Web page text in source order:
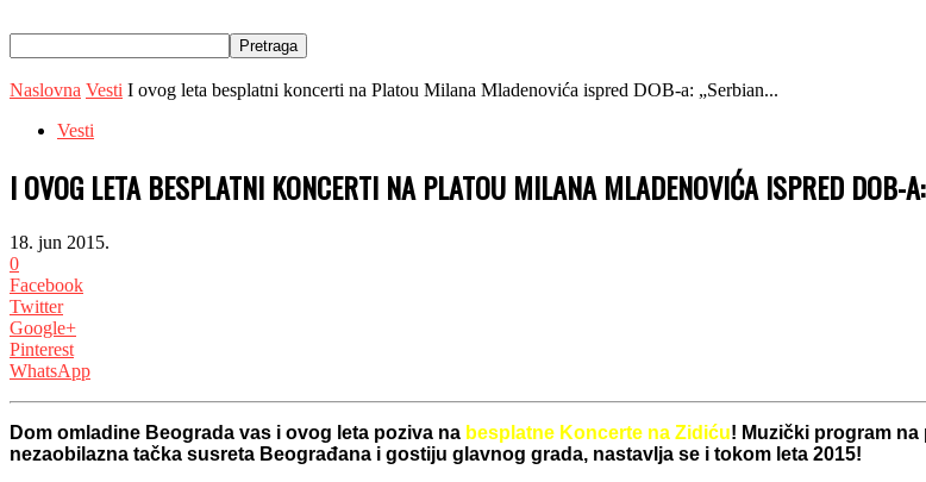
Naslovna Vesti I ovog leta besplatni koncerti na Platou Milana Mladenovića ispred DOB-a: „Serbian...
Vesti
I OVOG LETA BESPLATNI KONCERTI NA PLATOU MILANA MLADENOVIĆA ISPRED DOB-
18. jun 2015.
0
Facebook
Twitter
Google+
Pinterest
WhatsApp
Dom omladine Beograda vas i ovog leta poziva na besplatne Koncerte na Zidiću! Muzički program
nezaobilazna tačka susreta Beograđana i gostiju glavnog grada, nastavlja se i tokom leta 2015!